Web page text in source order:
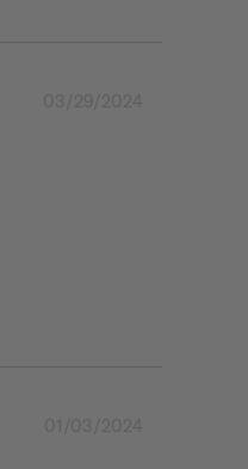
03/29/2024
01/03/2024